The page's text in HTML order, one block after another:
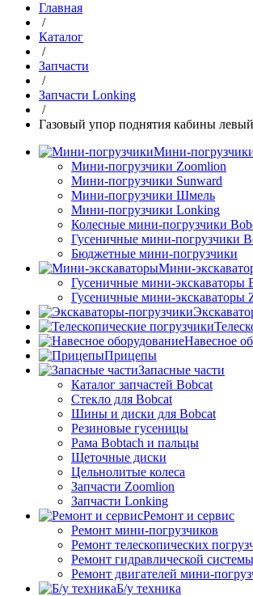
Главная
/
Каталог
/
Запчасти
/
Запчасти Lonking
/
Газовый упор поднятия кабины
Мини-
Мини-погрузчики Zoomlion
Мини-погрузчики Sunward
Мини-погрузчики Шмель
Мини-погрузчики Lonking
Колесные мини-погрузчики
Гусеничные мини-погрузчики
Бюджетные мини-погрузчики
Мини-
Гусеничные мини-экскаваторы
Гусеничные мини-экскаваторы
Навесное
Прицепы
Запасные части
Каталог запчастей Bobcat
Стекло для Bobcat
Шины и диски для Bobcat
Резиновые гусеницы
Рама Bobtach и пальцы
Щеточные диски
Цельнолитые колеса
Запчасти Zoomlion
Запчасти Lonking
Ремонт и сервис
Ремонт мини-погрузчиков
Ремонт телескопических
Ремонт гидравлической системы
Ремонт двигателей мини-
Б/у техника